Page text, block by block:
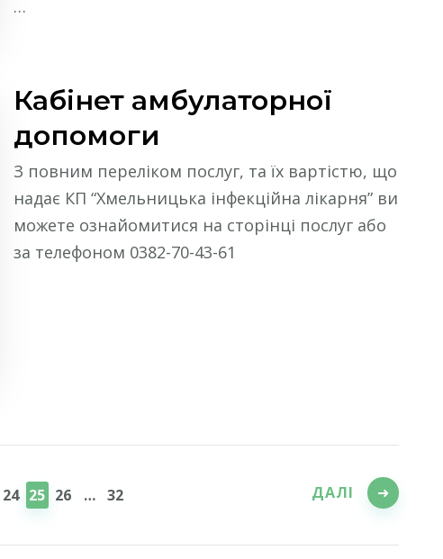
…
Кабінет амбулаторної
допомоги
З повним переліком послуг, та їх вартістю, що
надає КП “Хмельницька інфекційна лікарня” ви
можете ознайомитися на сторінці послуг або
за телефоном 0382-70-43-61
СТОРІНКА
24 СТОРІНКА
25 СТОРІНКА
26 … СТОРІНКА
32 ДАЛІ